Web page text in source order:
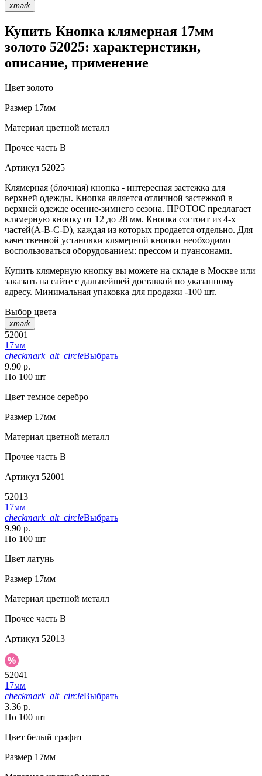
xmark
Купить Кнопка клямерная 17мм
золото 52025: характеристики,
описание, применение
Цвет золото
Размер 17мм
Материал цветной металл
Прочее часть B
Артикул 52025
Клямерная (блочная) кнопка - интересная застежка для
верхней одежды. Кнопка является отличной застежкой в
верхней одежде осенне-зимнего сезона. ПРОТОС предлагает
клямерную кнопку от 12 до 28 мм. Кнопка состоит из 4-х
частей(А-В-С-D), каждая из которых продается отдельно. Для
качественной установки клямерной кнопки необходимо
воспользоваться оборудованием: прессом и пуансонами.
Купить клямерную кнопку вы можете на складе в Москве или
заказать на сайте с дальнейшей доставкой по указанному
адресу. Минимальная упаковка для продажи -100 шт.
Выбор цвета
xmark
52001
17мм
checkmark_alt_circleВыбрать
9.90 р.
По 100 шт
Цвет темное серебро
Размер 17мм
Материал цветной металл
Прочее часть В
Артикул 52001
52013
17мм
checkmark_alt_circleВыбрать
9.90 р.
По 100 шт
Цвет латунь
Размер 17мм
Материал цветной металл
Прочее часть В
Артикул 52013
52041
17мм
checkmark_alt_circleВыбрать
3.36 р.
По 100 шт
Цвет белый графит
Размер 17мм